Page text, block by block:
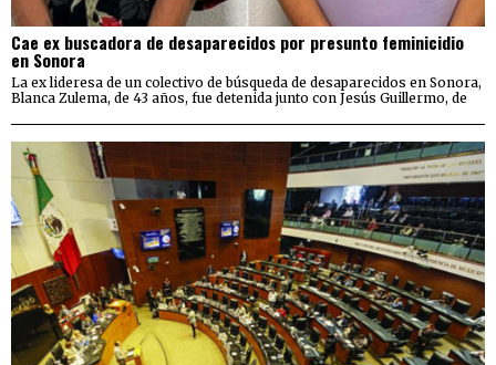
Cae ex buscadora de desaparecidos por presunto feminicidio
en Sonora
La ex lideresa de un colectivo de búsqueda de desaparecidos en Sonora,
Blanca Zulema, de 43 años, fue detenida junto con Jesús Guillermo, de